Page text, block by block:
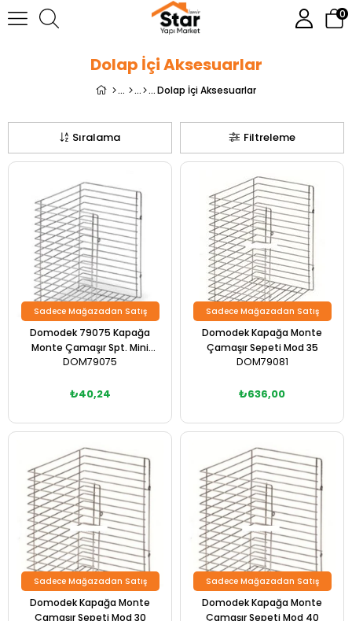
0
Dolap İçi Aksesuarlar
Dolap İçi Aksesuarlar
Filtreleme
Sıralama
Domodek 79075 Kapağa
Monte Çamaşır Spt. Mini
Mod35
DOM79075
₺40,24
Sadece Mağazadan Satış
Domodek Kapağa Monte
Çamaşır Sepeti Mod 35
DOM79081
₺636,00
Sadece Mağazadan Satış
Domodek Kapağa Monte
Çamaşır Sepeti Mod 30
Sadece Mağazadan Satış
Domodek Kapağa Monte
Çamaşır Sepeti Mod 40
Sadece Mağazadan Satış